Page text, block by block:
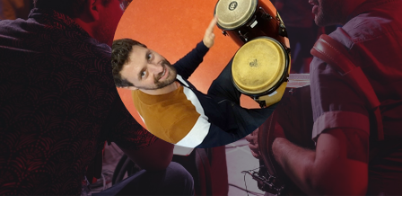
HÉBERGEMENTS
AKDTICIENS